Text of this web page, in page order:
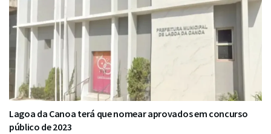
Lagoa da Canoa terá que nomear aprovados em concurso
público de 2023